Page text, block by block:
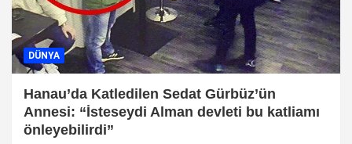
DÜNYA
Hanau’da Katledilen Sedat Gürbüz’ün
Annesi: “İsteseydi Alman devleti bu katliamı
önleyebilirdi”